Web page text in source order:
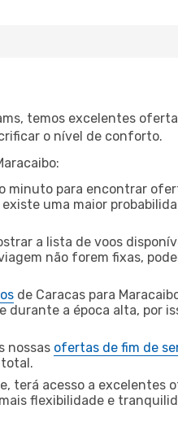
temos excelentes
o nível de conforto.
minuto para encontrar
uma maior
a lista de voos
não forem fixas,
de Caracas para
a época alta, por
nossas ofertas de fim de
terá acesso a excelentes
flexibilidade e